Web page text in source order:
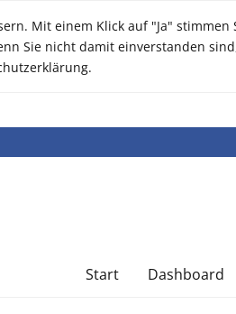
Mit einem Klick auf "Ja"
Sie nicht damit einverstanden
Start Dashboard